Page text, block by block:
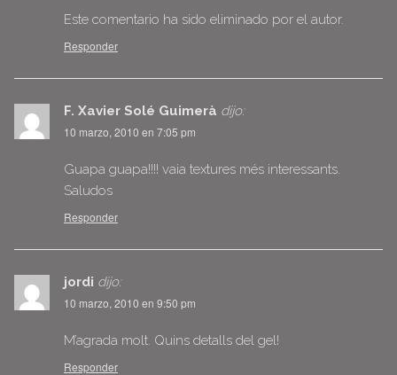
Este comentario ha sido eliminado por el autor.
Responder
F. Xavier Solé Guimerà dijo:
10 marzo, 2010 en 7:05 pm
Guapa guapa!!!! vaia textures més interessants.
Saludos
Responder
jordi dijo:
10 marzo, 2010 en 9:50 pm
M’agrada molt. Quins detalls del gel!
Responder